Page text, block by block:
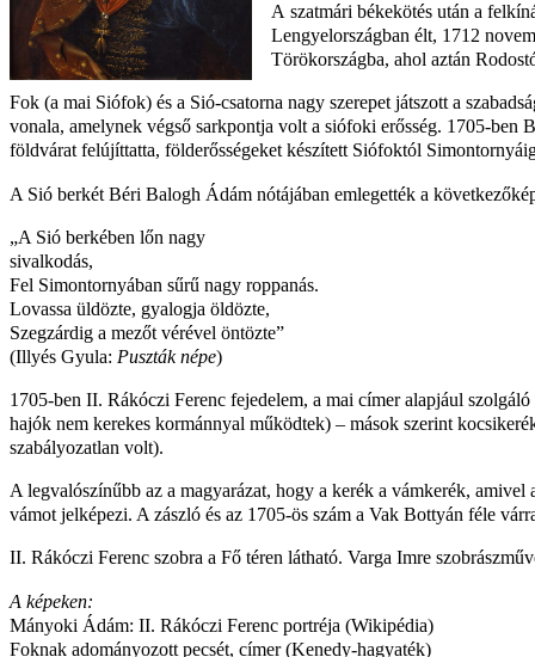
A szatmári békekötés után a
Lengyelországban élt, 1712
Törökországba, ahol aztán
Fok (a mai Siófok) és a Sió-csatorna nagy szerepet játszott a
vonala, amelynek végső sarkpontja volt a siófoki erősség. 1705-ben
földvárat felújíttatta, földerősségeket készített Siófoktól
A Sió berkét Béri Balogh Ádám nótájában emlegették a
„A Sió berkében lőn nagy
sivalkodás,
Fel Simontornyában sűrű nagy roppanás.
Lovassa üldözte, gyalogja öldözte,
Szegzárdig a mezőt vérével öntözte”
(Illyés Gyula: Puszták népe)
1705-ben II. Rákóczi Ferenc fejedelem, a mai címer alapjául
hajók nem kerekes kormánnyal működtek) – mások szerint
szabályozatlan volt).
A legvalószínűbb az a magyarázat, hogy a kerék a vámkerék,
vámot jelképezi. A zászló és az 1705-ös szám a Vak Bottyán féle
II. Rákóczi Ferenc szobra a Fő téren látható. Varga Imre
A képeken:
Mányoki Ádám: II. Rákóczi Ferenc portréja (Wikipédia)
Foknak adományozott pecsét, címer (Kenedy-hagyaték)